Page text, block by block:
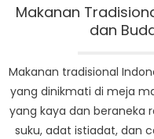
Makanan
dan
Makanan tradisional
yang dinikmati di meja
yang kaya dan beraneka
suku, adat istiadat, dan